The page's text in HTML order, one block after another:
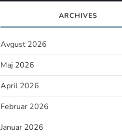
ARCHIVES
Avgust 2026
Maj 2026
April 2026
Februar 2026
Januar 2026